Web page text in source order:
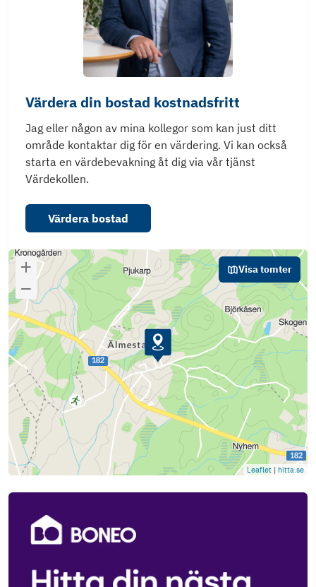
Värdera din bostad kostnadsfritt
Jag eller någon av mina kollegor som kan just ditt
område kontaktar dig för en värdering. Vi kan också
starta en värdebevakning åt dig via vår tjänst
Värdekollen.
Värdera bostad
Leaflet | hitta.se
Visa tomter